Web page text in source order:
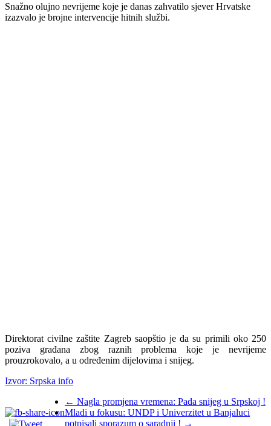
Snažno olujno nevrijeme koje je danas zahvatilo sjever Hrvatske
izazvalo je brojne intervencije hitnih službi.
Direktorat civilne zaštite Zagreb saopštio je da su primili oko 250
poziva građana zbog raznih problema koje je nevrijeme
prouzrokovalo, a u određenim dijelovima i snijeg.
Izvor: Srpska info
← Nagla promjena vremena: Pada snijeg u Srpskoj !
Mladi u fokusu: UNDP i Univerzitet u Banjaluci
potpisali sporazum o saradnji ! →